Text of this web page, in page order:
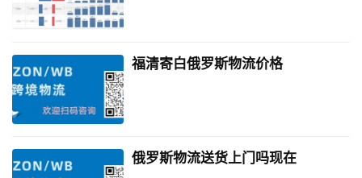
福清寄白俄罗斯物流价格
俄罗斯物流送货上门吗现在